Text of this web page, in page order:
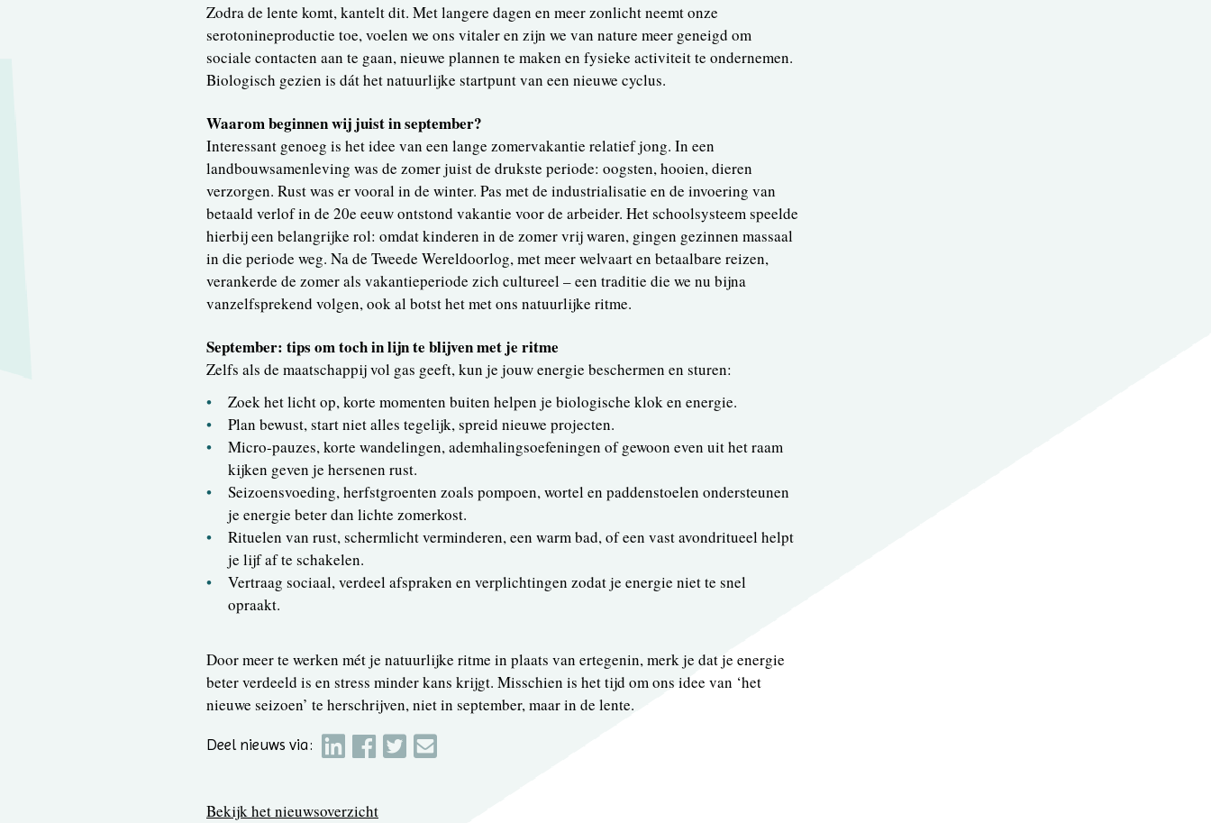
Zodra de lente komt, kantelt dit. Met langere dagen en meer zonlicht neemt onze
serotonineproductie toe, voelen we ons vitaler en zijn we van nature meer geneigd om
sociale contacten aan te gaan, nieuwe plannen te maken en fysieke activiteit te ondernemen.
Biologisch gezien is dát het natuurlijke startpunt van een nieuwe cyclus.
Waarom beginnen wij juist in september?
Interessant genoeg is het idee van een lange zomervakantie relatief jong. In een
landbouwsamenleving was de zomer juist de drukste periode: oogsten, hooien, dieren
verzorgen. Rust was er vooral in de winter. Pas met de industrialisatie en de invoering van
betaald verlof in de 20e eeuw ontstond vakantie voor de arbeider. Het schoolsysteem speelde
hierbij een belangrijke rol: omdat kinderen in de zomer vrij waren, gingen gezinnen massaal
in die periode weg. Na de Tweede Wereldoorlog, met meer welvaart en betaalbare reizen,
verankerde de zomer als vakantieperiode zich cultureel – een traditie die we nu bijna
vanzelfsprekend volgen, ook al botst het met ons natuurlijke ritme.
September: tips om toch in lijn te blijven met je ritme
Zelfs als de maatschappij vol gas geeft, kun je jouw energie beschermen en sturen:
Zoek het licht op, korte momenten buiten helpen je biologische klok en energie.
Plan bewust, start niet alles tegelijk, spreid nieuwe projecten.
Micro-pauzes, korte wandelingen, ademhalingsoefeningen of gewoon even uit het raam
kijken geven je hersenen rust.
Seizoensvoeding, herfstgroenten zoals pompoen, wortel en paddenstoelen ondersteunen
je energie beter dan lichte zomerkost.
Rituelen van rust, schermlicht verminderen, een warm bad, of een vast avondritueel helpt
je lijf af te schakelen.
Vertraag sociaal, verdeel afspraken en verplichtingen zodat je energie niet te snel
opraakt.
Door meer te werken mét je natuurlijke ritme in plaats van ertegenin, merk je dat je energie
beter verdeeld is en stress minder kans krijgt. Misschien is het tijd om ons idee van ‘het
nieuwe seizoen’ te herschrijven, niet in september, maar in de lente.
Deel nieuws via:
Bekijk het nieuwsoverzicht